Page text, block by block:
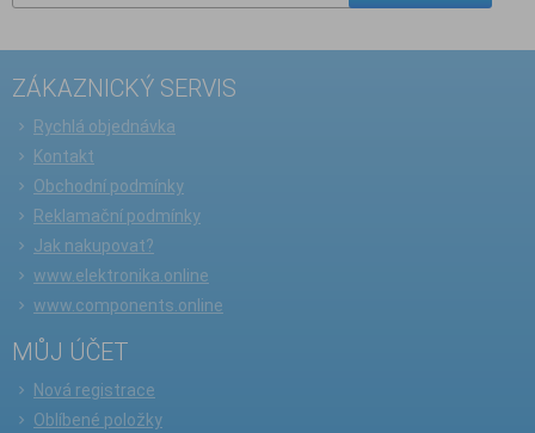
ZÁKAZNICKÝ SERVIS
Rychlá objednávka
Kontakt
Obchodní podmínky
Reklamační podmínky
Jak nakupovat?
www.elektronika.online
www.components.online
MŮJ ÚČET
Nová registrace
Oblíbené položky